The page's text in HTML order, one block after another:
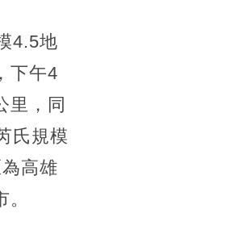
4.5地
下午4
里，同
氏規模
高雄